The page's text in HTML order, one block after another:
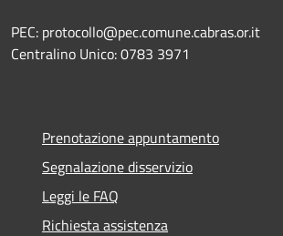
PEC: protocollo@pec.comune.cabras.or.it
Centralino Unico: 0783 3971
Prenotazione appuntamento
Segnalazione disservizio
Leggi le FAQ
Richiesta assistenza